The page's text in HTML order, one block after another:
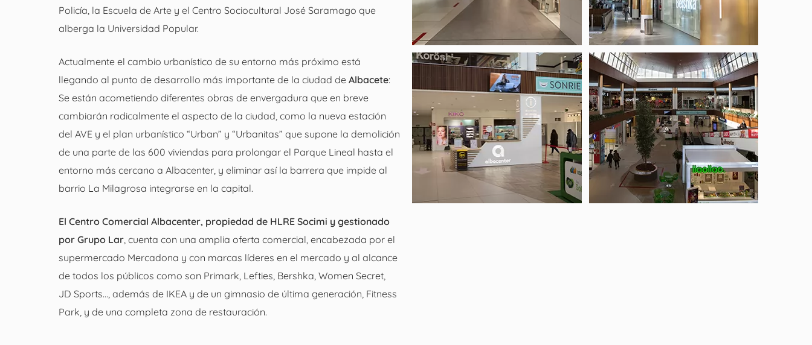
Policía, la Escuela de Arte y el Centro Sociocultural José Saramago que
alberga la Universidad Popular.
Actualmente el cambio urbanístico de su entorno más próximo está
llegando al punto de desarrollo más importante de la ciudad de Albacete:
Se están acometiendo diferentes obras de envergadura que en breve
cambiarán radicalmente el aspecto de la ciudad, como la nueva estación
del AVE y el plan urbanístico “Urban” y “Urbanitas” que supone la demolición
de una parte de las 600 viviendas para prolongar el Parque Lineal hasta el
entorno más cercano a Albacenter, y eliminar así la barrera que impide al
barrio La Milagrosa integrarse en la capital.
El Centro Comercial Albacenter, propiedad de HLRE Socimi y gestionado
por Grupo Lar, cuenta con una amplia oferta comercial, encabezada por el
supermercado Mercadona y con marcas líderes en el mercado y al alcance
de todos los públicos como son Primark, Lefties, Bershka, Women Secret,
JD Sports…, además de IKEA y de un gimnasio de última generación, Fitness
Park, y de una completa zona de restauración.